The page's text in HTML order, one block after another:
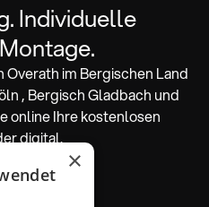
Individuelle
im Bergischen Land
, Bergisch Gladbach und
online Ihre kostenlosen
digital.
×